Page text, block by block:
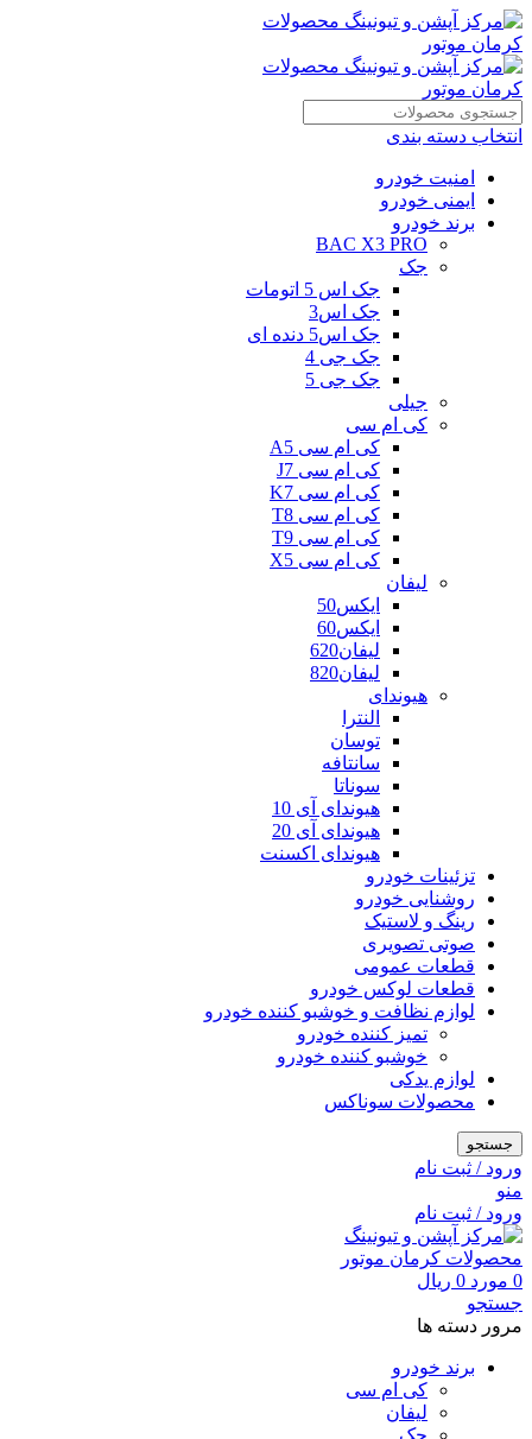
انتخاب دسته بندی
امنیت خودرو
ایمنی خودرو
برند خودرو
BAC X3 PRO
جک
جک اس 5 اتومات
جک اس3
جک اس5 دنده ای
جک جی 4
جک جی 5
جیلی
کی ام سی
کی ام سی A5
کی ام سی J7
کی ام سی K7
کی ام سی T8
کی ام سی T9
کی ام سی X5
لیفان
ایکس50
ایکس60
لیفان620
لیفان820
هیوندای
النترا
توسان
سانتافه
سوناتا
هیوندای آی 10
هیوندای آی 20
هیوندای اکسنت
تزئینات خودرو
روشنایی خودرو
رینگ و لاستیک
صوتی تصویری
قطعات عمومی
قطعات لوکس خودرو
لوازم نظافت و خوشبو کننده خودرو
تمیز کننده خودرو
خوشبو کننده خودرو
لوازم یدکی
محصولات سوناکس
جستجو
ورود / ثبت نام
منو
ورود / ثبت نام
0 مورد 0 ریال
جستجو
مرور دسته ها
برند خودرو
کی ام سی
لیفان
جک